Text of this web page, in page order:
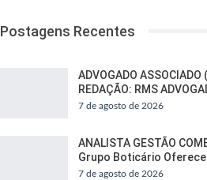
Postagens Recentes
ADVOGADO ASSOCIADO
REDAÇÃO: RMS
7 de agosto de 2026
ANALISTA GESTÃO
Grupo Boticário
7 de agosto de 2026